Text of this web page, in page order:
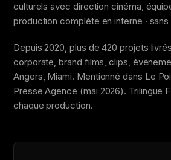
culturels avec direction cinéma,
production complète en interne ·
Depuis 2020, plus de 420 projets
corporate, brand films, clips,
Angers, Miami. Mentionné dans Le
Presse Agence (mai 2026). Trilingue
chaque production.